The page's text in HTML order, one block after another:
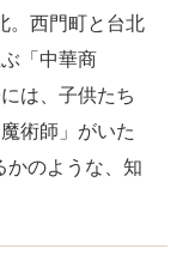
。西門町と台北
「中華商
は、子供たち
術師」がいた
のような、知